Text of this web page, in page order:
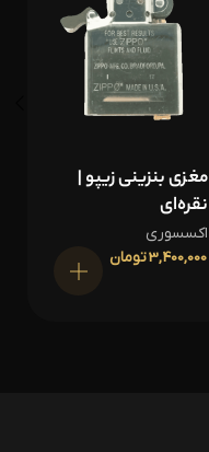
مغزی بنزینی زیپو |
نقره‌ای
اکسسوری
3,400,000تومان